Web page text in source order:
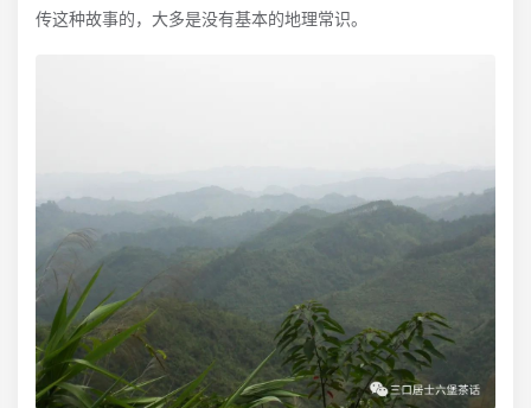
传这种故事的，大多是没有基本的地理常识。